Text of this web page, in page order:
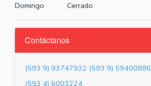
Domingo
Cerrado
Contáctanos
(593 9) 93747932 (593 9) 59400886
(593 4) 6003224